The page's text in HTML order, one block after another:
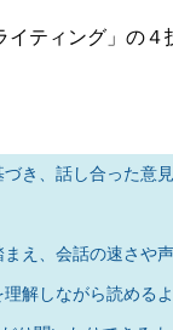
ティング」の
き、話し合った意
、会話の速さや
解しながら読めるよ